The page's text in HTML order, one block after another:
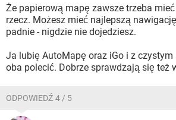
Że papierową mapę zawsze trzeba
rzecz. Możesz mieć najlepszą
padnie - nigdzie nie dojedziesz.
Ja lubię AutoMapę oraz iGo i z
oba polecić. Dobrze sprawdzają się też
ODPOWIEDŹ 4 / 5